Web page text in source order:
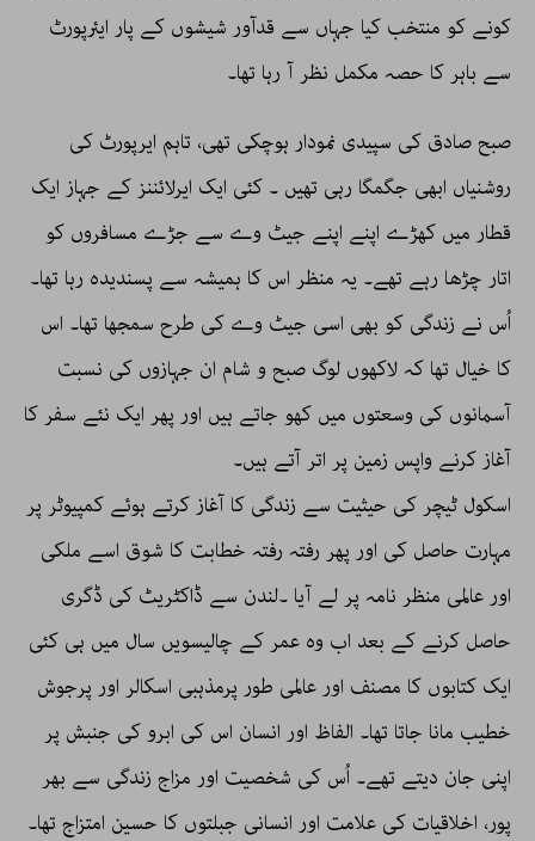
کونے کو منتخب کیا جہاں سے قدآور شیشوں کے پار ایئرپورٹ
سے باہر کا حصہ مکمل نظر آ رہا تھا۔
صبح صادق کی سپیدی نمودار ہوچکی تھی، تاہم ایرپورٹ کی
روشنیاں ابھی جگمگا رہی تھیں ۔ کئی ایک ایرلائننز کے جہاز ایک
قطار میں کھڑے اپنے اپنے جیٹ وے سے جڑے مسافروں کو
اتار چڑھا رہے تھے۔ یہ منظر اس کا ہمیشہ سے پسندیدہ رہا تھا۔
اُس نے زندگی کو بھی اسی جیٹ وے کی طرح سمجھا تھا۔ اس
کا خیال تھا کہ لاکھوں لوگ صبح و شام ان جہازوں کی نسبت
آسمانوں کی وسعتوں میں کھو جاتے ہیں اور پھر ایک نئے سفر کا
آغاز کرنے واپس زمین پر اتر آتے ہیں۔
اسکول ٹیچر کی حیثیت سے زندگی کا آغاز کرتے ہوئے کمپیوٹر پر
مہارت حاصل کی اور پھر رفتہ رفتہ خطابت کا شوق اسے ملکی
اور عالمی منظر نامہ پر لے آیا ۔لندن سے ڈاکٹریٹ کی ڈگری
حاصل کرنے کے بعد اب وہ عمر کے چالیسویں سال میں ہی کئی
ایک کتابوں کا مصنف اور عالمی طور پرمذہبی اسکالر اور پرجوش
خطیب مانا جاتا تھا۔ الفاظ اور انسان اس کی ابرو کی جنبش پر
اپنی جان دیتے تھے۔ اُس کی شخصیت اور مزاج زندگی سے بھر
پور، اخلاقیات کی علامت اور انسانی جبلتوں کا حسین امتزاج تھا۔